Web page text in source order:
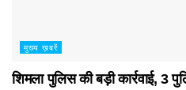
मुख्य ख़बरें
शिमला पुलिस की बड़ी कार्रवाई, 3